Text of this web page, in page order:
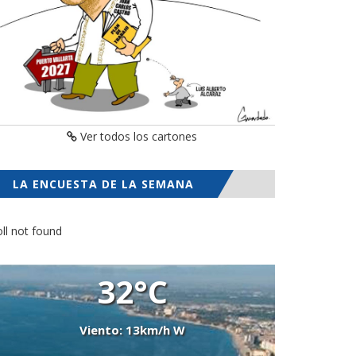
Ver todos los cartones
LA ENCUESTA DE LA SEMANA
not found
32°C
Viento: 13km/h W